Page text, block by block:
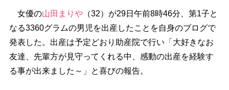
女優の山田まり（32）が29日午前8時46分、第1子と
なる3360グラムの男児を出産したことを自身のブログで
発表した。出産は予定どおり助産院で行い「大好きなお
友達、先輩方が見守ってくれる中、感動の出産を経験す
る事が出来ました～」と喜びの報告。